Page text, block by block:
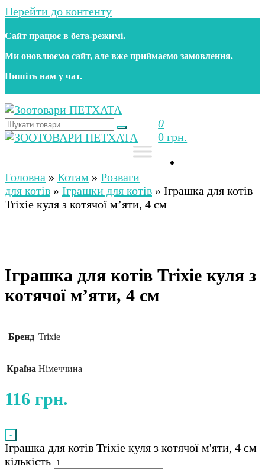
Перейти до контенту
Сайт працює в бета‑режимі.
Ми оновлюємо сайт, але вже приймаємо замовлення.
Пишіть нам у чат.
Зоотовари ПЕТХАТА
Зоомагазин для собак та котів | Корм, іграшки,
аксесуари та догляд за тваринами. Доставка по
0
0 грн.
Зоомагазин для собак та котів | Корм, іграшки,
аксесуари та догляд за тваринами. Доставка по
Україні
Головна » Котам » Розваги
для котів » Іграшки для котів » Іграшка для котів
Trixie куля з котячої м’яти, 4 см
Іграшка для котів Trixie куля з
котячої м’яти, 4 см
Бренд Trixie
Країна Німеччина
116 грн.
-
Іграшка для котів Trixie куля з котячої м'яти, 4 см
кількість